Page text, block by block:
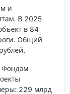
и
В 2025
в 84
Общий
Фондом
229 млрд